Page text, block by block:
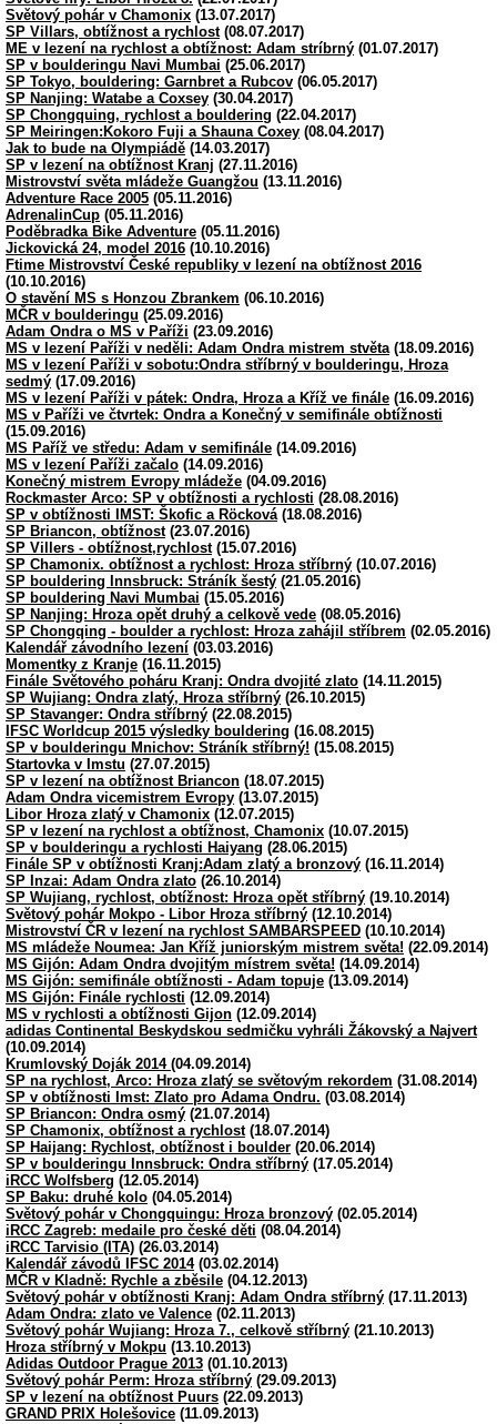
Světový pohár v Chamonix (13.07.2017)
SP Villars, obtížnost a rychlost(08.07.2017)
ME v lezení na rychlost a obtížnost: Adam stríbrný (01.07.2017)
SP v boulderingu Navi Mumbai (25.06.2017)
SP Tokyo, bouldering: Garnbret a Rubcov (06.05.2017)
SP Nanjing: Watabe a Coxsey (30.04.2017)
SP Chongquing, rychlost a bouldering (22.04.2017)
SP Meiringen:Kokoro Fuji a Shauna Coxey (08.04.2017)
Jak to bude na Olympiádě (14.03.2017)
SP v lezení na obtížnost Kranj (27.11.2016)
Mistrovství světa mládeže Guangžou (13.11.2016)
Adventure Race 2005 (05.11.2016)
AdrenalinCup (05.11.2016)
Poděbradka Bike Adventure (05.11.2016)
Jickovická 24, model 2016 (10.10.2016)
Ftime Mistrovství České republiky v lezení na obtížnost 2016
(10.10.2016)
O stavění MS s Honzou Zbrankem (06.10.2016)
MČR v boulderingu (25.09.2016)
Adam Ondra o MS v Paříži (23.09.2016)
MS v lezení Paříži v neděli: Adam Ondra mistrem stvěta(18.09.2016)
MS v lezení Paříži v sobotu:Ondra stříbrný v boulderingu, Hroza
sedmý (17.09.2016)
MS v lezení Paříži v pátek: Ondra, Hroza a Kříž ve finále (16.09.2016)
MS v Paříži ve čtvrtek: Ondra a Konečný v semifinále obtížnosti
(15.09.2016)
MS Paříž ve středu: Adam v semifinále (14.09.2016)
MS v lezení Paříži začalo (14.09.2016)
Konečný mistrem Evropy mládeže (04.09.2016)
Rockmaster Arco: SP v obtížnosti a rychlosti (28.08.2016)
SP v obtížnosti IMST: Škofic a Röcková(18.08.2016)
SP Briancon, obtížnost(23.07.2016)
SP Villers - obtížnost,rychlost(15.07.2016)
SP Chamonix. obtížnost a rychlost: Hroza stříbrný (10.07.2016)
SP bouldering Innsbruck: Stráník šestý (21.05.2016)
SP bouldering Navi Mumbai (15.05.2016)
SP Nanjing: Hroza opět druhý a celkově vede (08.05.2016)
SP Chongqing - boulder a rychlost: Hroza zahájil stříbrem (02.05.2016)
Kalendář závodního lezení (03.03.2016)
Momentky z Kranje (16.11.2015)
Finále Světového poháru Kranj: Ondra dvojité zlato (14.11.2015)
SP Wujiang: Ondra zlatý, Hroza stříbrný (26.10.2015)
SP Stavanger: Ondra stříbrný (22.08.2015)
IFSC Worldcup 2015 výsledky bouldering (16.08.2015)
SP v boulderingu Mnichov: Stráník stříbrný! (15.08.2015)
Startovka v Imstu (27.07.2015)
SP v lezení na obtížnost Briancon (18.07.2015)
Adam Ondra vicemistrem Evropy (13.07.2015)
Libor Hroza zlatý v Chamonix (12.07.2015)
SP v lezení na rychlost a obtížnost, Chamonix (10.07.2015)
SP v boulderingu a rychlosti Haiyang (28.06.2015)
Finále SP v obtížnosti Kranj:Adam zlatý a bronzový (16.11.2014)
SP Inzai: Adam Ondra zlato (26.10.2014)
SP Wujiang, rychlost, obtížnost: Hroza opět stříbrný (19.10.2014)
Světový pohár Mokpo - Libor Hroza stříbrný (12.10.2014)
Mistrovství ČR v lezení na rychlost SAMBARSPEED (10.10.2014)
MS mládeže Noumea: Jan Kříž juniorským mistrem světa! (22.09.2014)
MS Gijón: Adam Ondra dvojitým místrem světa! (14.09.2014)
MS Gijón: semifinále obtížnosti - Adam topuje (13.09.2014)
MS Gijón: Finále rychlosti (12.09.2014)
MS v rychlosti a obtížnosti Gijon (12.09.2014)
adidas Continental Beskydskou sedmičku vyhráli Žákovský a Najvert
(10.09.2014)
Krumlovský Doják 2014 (04.09.2014)
SP na rychlost, Arco: Hroza zlatý se světovým rekordem (31.08.2014)
SP v obtížnosti Imst: Zlato pro Adama Ondru. (03.08.2014)
SP Briancon: Ondra osmý (21.07.2014)
SP Chamonix, obtížnost a rychlost(18.07.2014)
SP Haijang: Rychlost, obtížnost i boulder (20.06.2014)
SP v boulderingu Innsbruck: Ondra stříbrný (17.05.2014)
iRCC Wolfsberg (12.05.2014)
SP Baku: druhé kolo (04.05.2014)
Světový pohár v Chongquingu: Hroza bronzový (02.05.2014)
iRCC Zagreb: medaile pro české děti (08.04.2014)
iRCC Tarvisio (ITA) (26.03.2014)
Kalendář závodů IFSC 2014(03.02.2014)
MČR v Kladně: Rychle a zběsile (04.12.2013)
Světový pohár v obtížnosti Kranj: Adam Ondra stříbrný (17.11.2013)
Adam Ondra: zlato ve Valence (02.11.2013)
Světový pohár Wujiang: Hroza 7., celkově stříbrný (21.10.2013)
Hroza stříbrný v Mokpu (13.10.2013)
Adidas Outdoor Prague 2013 (01.10.2013)
Světový pohár Perm: Hroza stříbrný (29.09.2013)
SP v lezení na obtížnost Puurs (22.09.2013)
GRAND PRIX Holešovice (11.09.2013)